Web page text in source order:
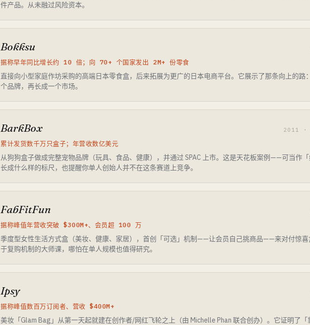
件产品。从未融过风险资本。
Bokksu
据称早年同比增长约 10 倍；向 70+ 个国家发出 2M+ 份零食
直接向小型家庭作坊采购的高端日本零食盒，后来拓展为更广的日本电商平台。它展示了那条向上的路
个品牌，再长成一个市场。
BarkBox 2011 ·
累计发货数千万只盒子；年营收数亿美元
从狗狗盒子做成完整宠物品牌（玩具、食品、健康），并通过 SPAC 上市。这是天花板案例——可当作
长成什么样的标尺，也提醒你单人创始人并不在这条赛道上竞争。
FabFitFun
据称峰值年营收突破 $300M+、会员超 100 万
季度型女性生活方式盒（美妆、健康、家居），首创「可选」机制——让会员自己挑商品——来对付惊喜
于复购机制的大师课，哪怕在单人规模也值得研究。
Ipsy
据称峰值数百万订阅者、营收 $400M+
美妆「Glam Bag」从第一天起就建在创作者/网红飞轮之上（由 Michelle Phan 联合创办）。它证明了